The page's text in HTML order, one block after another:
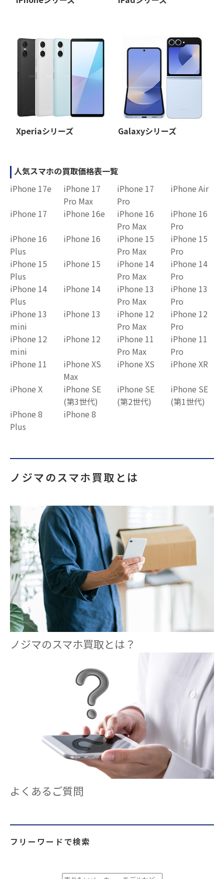
Xperiaシリーズ Galaxyシリーズ
人気スマホの買取価格表一覧
iPhone 17e
iPhone 17
Pro Max
iPhone 17
Pro
iPhone Air
iPhone 17 iPhone 16e
iPhone 16
Pro Max
iPhone 16
Pro
iPhone 16
Plus
iPhone 16
iPhone 15
Pro Max
iPhone 15
Pro
iPhone 15
Plus
iPhone 15
iPhone 14
Pro Max
iPhone 14
Pro
iPhone 14
Plus
iPhone 14
iPhone 13
Pro Max
iPhone 13
Pro
iPhone 13
mini
iPhone 13
iPhone 12
Pro Max
iPhone 12
Pro
iPhone 12
mini
iPhone 12
iPhone 11
Pro Max
iPhone 11
Pro
iPhone 11
iPhone XS
Max
iPhone XS iPhone XR
iPhone X
iPhone SE
(第3世代)
iPhone SE
(第2世代)
iPhone SE
(第1世代)
iPhone 8
Plus
iPhone 8
ノジマのスマホ買取とは
ノジマのスマホ買取とは？
よくあるご質問
フリーワードで検索